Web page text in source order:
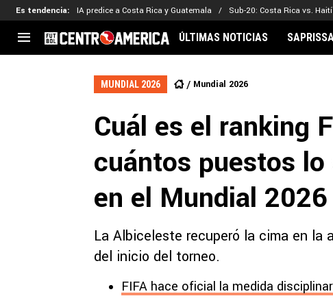
Es tendencia: IA predice a Costa Rica y Guatemala Sub-20: Costa Rica vs. Haití
CENTROAMÉRICA
El Salvador
CONCACAF
Liga de Naciones
Copa de Campeones
Copa Centroamericana
MLS
Kervin
ÚLTIMAS NOTICIAS
MUNDIAL 2026 Mundial 2026
Cuál es el ranking
cuántos puestos
en el Mundial 2026
La Albiceleste recuperó la cima en
del inicio del torneo.
FIFA hace oficial la medida